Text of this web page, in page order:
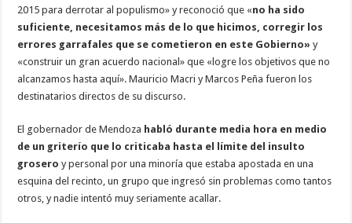
2015 para derrotar al populismo» y reconoció que «no ha sido
suficiente, necesitamos más de lo que hicimos, corregir los
errores garrafales que se cometieron en este Gobierno» y
«construir un gran acuerdo nacional» que «logre los objetivos que no
alcanzamos hasta aquí». Mauricio Macri y Marcos Peña fueron los
destinatarios directos de su discurso.
El gobernador de Mendoza habló durante media hora en medio
de un griterío que lo criticaba hasta el límite del insulto
grosero y personal por una minoría que estaba apostada en una
esquina del recinto, un grupo que ingresó sin problemas como tantos
otros, y nadie intentó muy seriamente acallar.